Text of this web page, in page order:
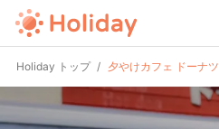
Holiday トップ 夕やけカフェ ドーナツ